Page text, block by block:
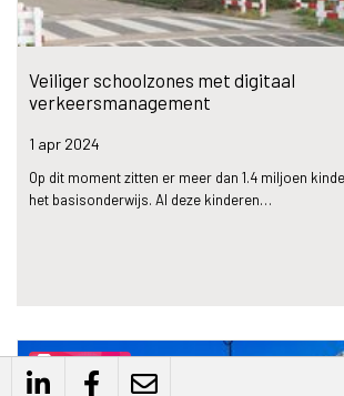
Veiliger schoolzones met digitaal
verkeersmanagement
1 apr 2024
Op dit moment zitten er meer dan 1.4 miljoen
het basisonderwijs. Al deze kinderen…
description Artikel